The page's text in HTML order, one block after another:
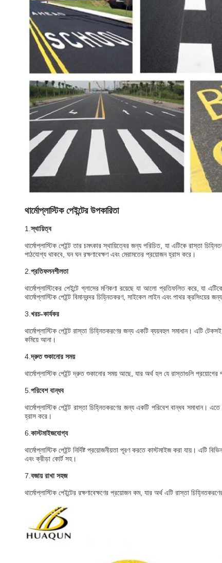
থার্মোপ্লাস্টিক পেইন্টের উপকারিতা
1.স্থায়িত্ব
থার্মোপ্লাস্টিক পেইন্ট তার চমৎকার স্থায়িত্বের জন্য পরিচিত, যা এটিকে রাস্তা
পাঠযোগ্য থাকবে, ঘন ঘন রক্ষণাবেক্ষণ এবং মেরামতের প্রয়োজন হ্রাস করে।
2. প্রতিফলনশীলতা
থার্মোপ্লাস্টিকের পেইন্টে গ্লাসের মণিকণা রয়েছে যা আলো প্রতিফলিত করে, যা
থার্মোপ্লাস্টিক পেইন্ট বিমানবন্দর চিহ্নিতকরণ, সাইকেল লাইন এবং পাথর ক্রসিংয়ের
3. খরচ-কার্যকর
থার্মোপ্লাস্টিক পেইন্ট রাস্তা চিহ্নিতকরণের জন্য একটি ব্যয়বহুল সমাধান। এটি
কমিয়ে আনা।
4.দ্রুত শুকানোর সময়
থার্মোপ্লাস্টিক পেইন্ট দ্রুত শুকানোর সময় আছে, যার অর্থ হল যে রাস্তাগুলি প্রয়োগের
5. পরিবেশ বান্ধব
থার্মোপ্লাস্টিক পেইন্ট রাস্তা চিহ্নিতকরণের জন্য একটি পরিবেশ বান্ধব সমাধান।
হ্রাস করে।
6. কাস্টমাইজযোগ্য
থার্মোপ্লাস্টিক পেইন্ট নির্দিষ্ট প্রয়োজনীয়তা পূরণ করতে কাস্টমাইজ করা যায়। এটি
এবং ক্রীড়া কোর্ট সহ।
7. বজায় রাখা সহজ
থার্মোপ্লাস্টিক পেইন্টের রক্ষণাবেক্ষণের প্রয়োজন কম, যার অর্থ এটি রাস্তা